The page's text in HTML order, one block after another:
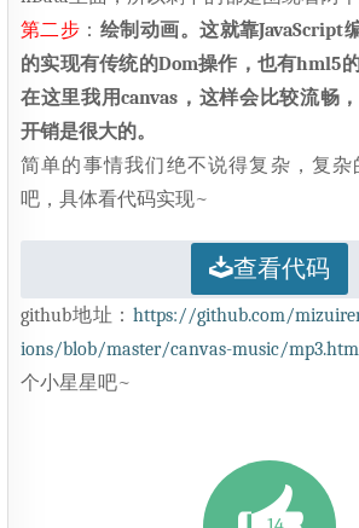
第二步 ： 绘制动画。这就靠JavaScript
的实现有传统的Dom操作，也有hml5的
在这里我用canvas，这样会比较流畅
开销是很大的。
简单的事情我们绝不说得复杂，复
吧，具体看代码实现~
查看代码
github地址： https://github.com/
ions/blob/master/canvas-music/
个小星星吧~